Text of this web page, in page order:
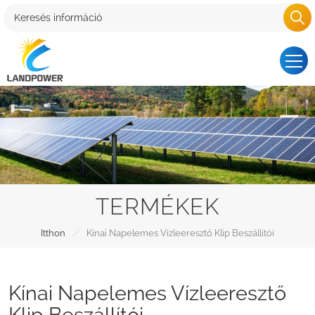
TERMÉKEK
Itthon / Kínai Napelemes Vízleeresztő Klip Beszállítói
Kínai Napelemes Vízleeresztő